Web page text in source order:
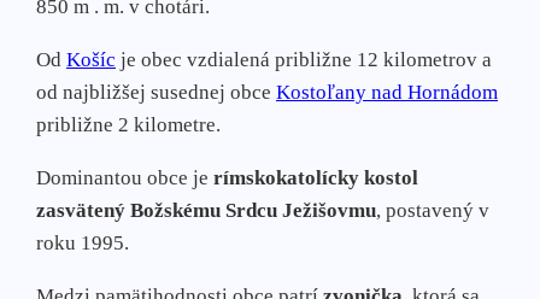
850 m . m. v chotári.
Od Košíc je obec vzdialená približne 12 kilometrov a
od najbližšej susednej obce Kostoľany nad Hornádom
približne 2 kilometre.
Dominantou obce je rímskokatolícky kostol
zasvätený Božskému Srdcu Ježišovmu, postavený v
roku 1995.